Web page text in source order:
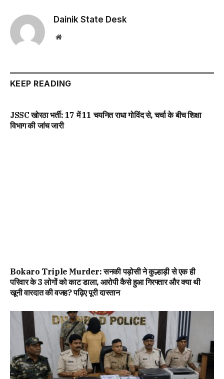
Dainik State Desk
Website
KEEP READING
JSSC खोरठा भर्ती: 17 में 11 चयनित राधा गोविंद से, चर्चा के बीच शिक्षा
विभाग की जांच जारी
Bokaro Triple Murder: सनकी पड़ोसी ने कुल्हाड़ी से एक ही
परिवार के 3 लोगों को काट डाला, आरोपी कैसे हुआ गिरफ्तार और क्या थी
खूनी वारदात की वजह? पढ़िए पूरी दास्तान